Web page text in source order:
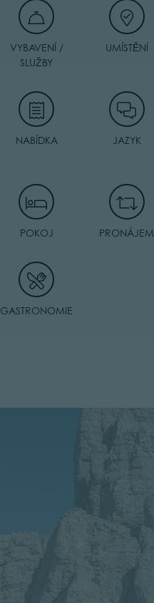
VYBAVENÍ /
SLUŽBY
UMÍSTĚNÍ
NABÍDKA JAZYK
POKOJ PRONÁJEM
GASTRONOMIE